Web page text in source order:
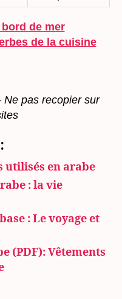
de mer
de la cuisine
Ne pas recopier sur
utilisés en arabe
: la vie
: Le voyage et
(PDF): Vêtements